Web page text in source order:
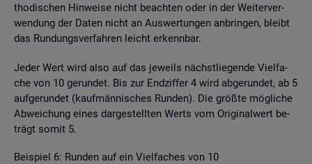
tho­di­schen Hin­wei­se nicht be­ach­ten oder in der Wei­ter­ver­
wen­dung der Daten nicht an Aus­wer­tun­gen an­brin­gen, bleibt
das Run­dungs­ver­fah­ren leicht er­kenn­bar.
Jeder Wert wird also auf das je­weils nächst­lie­gen­de Viel­fa­
che von 10 ge­run­det. Bis zur End­zif­fer 4 wird ab­ge­run­det, ab 5
auf­ge­run­det (kauf­män­ni­sches Run­den). Die grö­ß­te mög­li­che
Ab­wei­chung eines dar­ge­stell­ten Werts vom Ori­gi­nal­wert be­
trägt somit 5.
Bei­spiel 6: Run­den auf ein Viel­fa­ches von 10